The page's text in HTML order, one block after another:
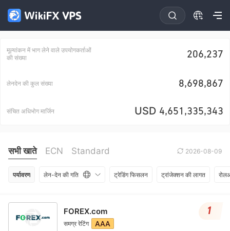
मूल्यांकन में भाग लेने वाले उपयोगकर्ताओं
की संख्या
206,237
लेनदेन की कुल संख्या 8,698,867
संचित अधिभोग मार्जिन USD 4,651,335,343
सभी खाते ECN Standard 2026-08-09
पर्यावरण लेन-देन की गति ट्रेडिंग फिसलन ट्रांजेक्शन की लागत
FOREX.com
समग्र रेटिंग AAA
1